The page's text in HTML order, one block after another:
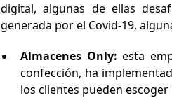
digital, algunas de ellas
generada por el Covid-19,
Almacenes Only:esta
confección, ha
los clientes pueden